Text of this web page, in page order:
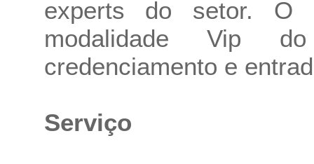
experts do setor. O
modalidade Vip
credenciamento e
Serviço